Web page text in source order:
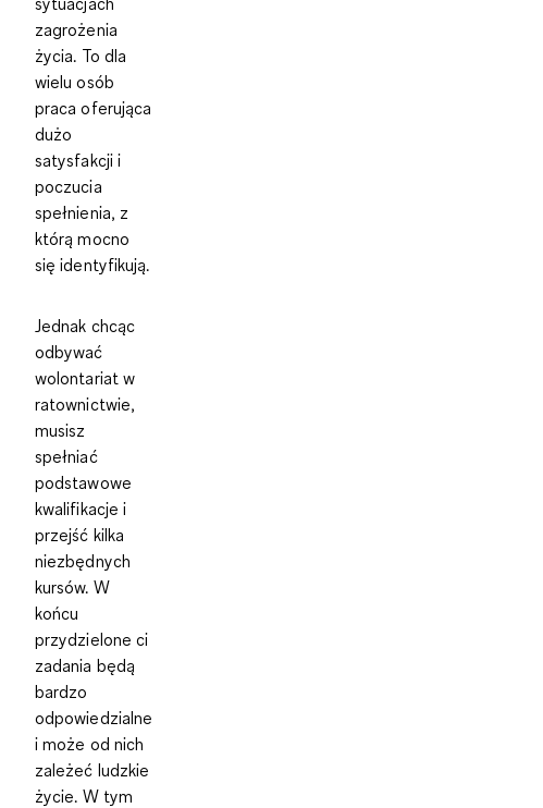
zagrożenia
życia. To dla
wielu osób
praca oferująca
dużo
satysfakcji i
poczucia
spełnienia, z
którą mocno
się identyfikują.
Jednak chcąc
odbywać
wolontariat w
ratownictwie,
musisz
spełniać
podstawowe
kwalifikacje i
przejść kilka
niezbędnych
kursów. W
końcu
przydzielone ci
zadania będą
bardzo
odpowiedzialne
i może od nich
zależeć ludzkie
życie. W tym